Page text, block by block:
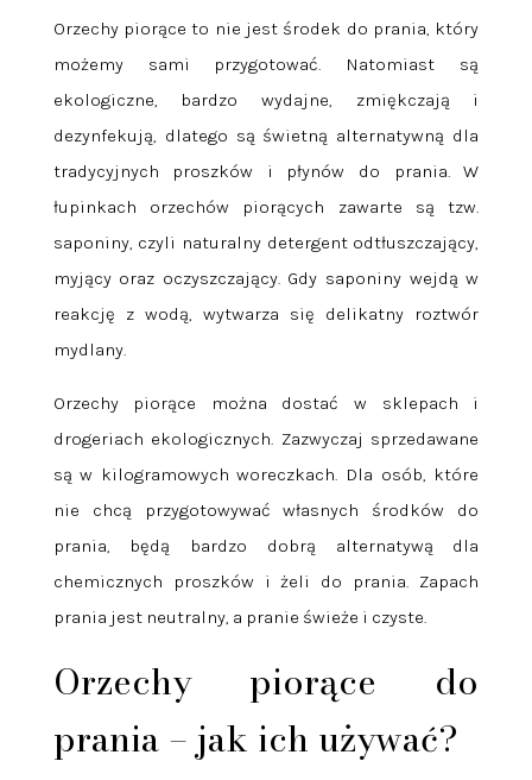
Orzechy piorące to nie jest środek do prania, który
możemy sami przygotować. Natomiast są
ekologiczne, bardzo wydajne, zmiękczają i
dezynfekują, dlatego są świetną alternatywną dla
tradycyjnych proszków i płynów do prania. W
łupinkach orzechów piorących zawarte są tzw.
saponiny, czyli naturalny detergent odtłuszczający,
myjący oraz oczyszczający. Gdy saponiny wejdą w
reakcję z wodą, wytwarza się delikatny roztwór
mydlany.
Orzechy piorące można dostać w sklepach i
drogeriach ekologicznych. Zazwyczaj sprzedawane
są w kilogramowych woreczkach. Dla osób, które
nie chcą przygotowywać własnych środków do
prania, będą bardzo dobrą alternatywą dla
chemicznych proszków i żeli do prania. Zapach
prania jest neutralny, a pranie świeże i czyste.
Orzechy piorące do
prania – jak ich używać?